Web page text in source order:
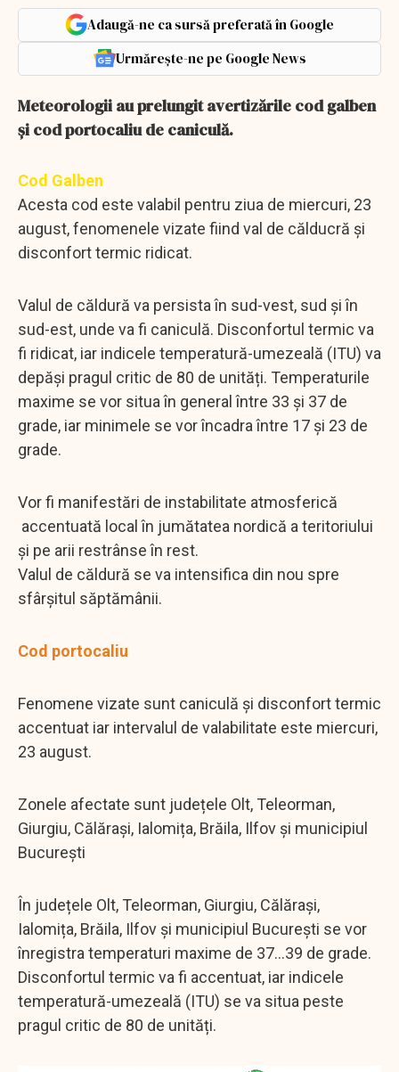
Adaugă-ne ca sursă preferată în Google
Urmărește-ne pe Google News
Meteorologii au prelungit avertizările cod galben
și cod portocaliu de caniculă.
Cod Galben
Acesta cod este valabil pentru ziua de miercuri, 23
august, fenomenele vizate fiind val de călducră și
disconfort termic ridicat.
Valul de căldură va persista în sud-vest, sud și în
sud-est, unde va fi caniculă. Disconfortul termic va
fi ridicat, iar indicele temperatură-umezeală (ITU) va
depăși pragul critic de 80 de unități. Temperaturile
maxime se vor situa în general între 33 și 37 de
grade, iar minimele se vor încadra între 17 și 23 de
grade.
Vor fi manifestări de instabilitate atmosferică
accentuată local în jumătatea nordică a teritoriului
și pe arii restrânse în rest.
Valul de căldură se va intensifica din nou spre
sfârșitul săptămânii.
Cod portocaliu
Fenomene vizate sunt caniculă și disconfort termic
accentuat iar intervalul de valabilitate este miercuri,
23 august.
Zonele afectate sunt județele Olt, Teleorman,
Giurgiu, Călărași, Ialomița, Brăila, Ilfov și municipiul
București
În județele Olt, Teleorman, Giurgiu, Călărași,
Ialomița, Brăila, Ilfov și municipiul București se vor
înregistra temperaturi maxime de 37...39 de grade.
Disconfortul termic va fi accentuat, iar indicele
temperatură-umezeală (ITU) se va situa peste
pragul critic de 80 de unități.